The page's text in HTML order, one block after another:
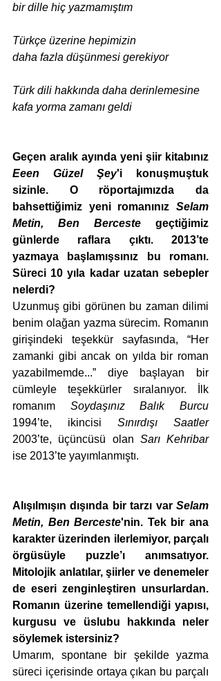
bir dille hiç yazmamıştım
Türkçe üzerine hepimizin
daha fazla düşünmesi gerekiyor
Türk dili hakkında daha derinlemesine
kafa yorma zamanı geldi
Eeen Güzel Şey'i konuşmuştuk
sizinle. O röportajımızda da
bahsettiğimiz yeni romanınız Selam
Metin, Ben Berceste geçtiğimiz
günlerde raflara çıktı. 2013’te
yazmaya başlamışsınız bu romanı.
Süreci 10 yıla kadar uzatan sebepler
nelerdi?
Uzunmuş gibi görünen bu zaman dilimi
benim olağan yazma sürecim. Romanın
girişindeki teşekkür sayfasında, “Her
zamanki gibi ancak on yılda bir roman
yazabilmemde...” diye başlayan bir
cümleyle teşekkürler sıralanıyor. İlk
romanım Soydaşınız Balık Burcu
1994’te, ikincisi Sınırdışı Saatler
2003’te, üçüncüsü olan Sarı Kehribar
ise 2013’te yayımlanmıştı.
Alışılmışın dışında bir tarzı var Selam
Metin, Ben Berceste'nin. Tek bir ana
karakter üzerinden ilerlemiyor, parçalı
örgüsüyle puzzle’ı anımsatıyor.
Mitolojik anlatılar, şiirler ve denemeler
de eseri zenginleştiren unsurlardan.
Romanın üzerine temellendiği yapısı,
kurgusu ve üslubu hakkında neler
söylemek istersiniz?
Umarım, spontane bir şekilde yazma
süreci içerisinde ortaya çıkan bu parçalı